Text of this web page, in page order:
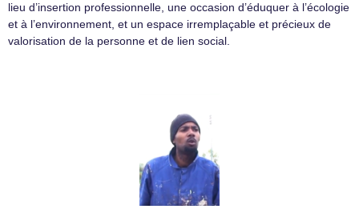
lieu d’insertion professionnelle, une occasion d’éduquer à l’écologie
et à l’environnement, et un espace irremplaçable et précieux de
valorisation de la personne et de lien social.